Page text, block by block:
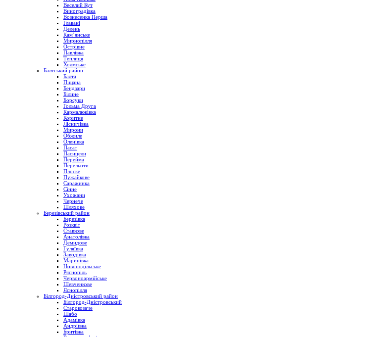
Веселий Кут
Виноградівка
Вознесенка Перша
Главані
Делень
Кам’янське
Мирнопілля
Острівне
Павлівка
Теплиця
Холмське
Балтський район
Балта
Піщана
Бендзари
Білине
Борсуки
Гольма Друга
Кармалюківка
Коритне
Лісничівка
Мирони
Обжиле
Оленівка
Пасат
Пасицели
Перейма
Перельоти
Плоске
Пужайкове
Саражинка
Сінне
Ухожани
Чернече
Шляхове
Березівський район
Березівка
Розквіт
Ставкове
Анатолівка
Демидове
Гуляївка
Заводівка
Маринівка
Новоподільське
Ряснопіль
Червоноармійське
Шевченкове
Яснопілля
Білгород-Дністровський район
Білгород-Дністровський
Старокозаче
Шабо
Адамівка
Андріївка
Бритівка